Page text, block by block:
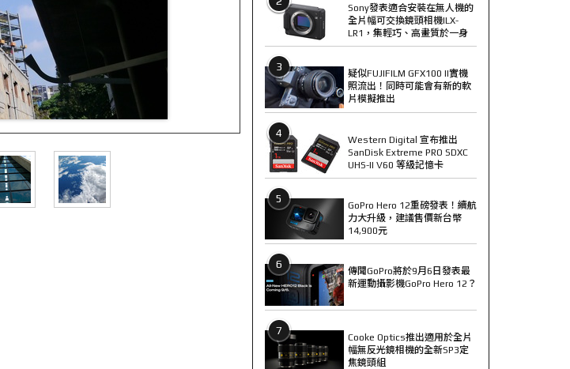
Sony發表適合安裝在無人機的
全片幅可交換鏡頭相機ILX-
LR1，集輕巧、高畫質於一身
3
疑似FUJIFILM GFX100 II實機
照流出！同時可能會有新的軟
片模擬推出
4
Western Digital 宣布推出
SanDisk Extreme PRO SDXC
UHS-II V60 等級記憶卡
5
GoPro Hero 12重磅發表！續航
力大升級，建議售價新台幣
14,900元
6
傳聞GoPro將於9月6日發表最
新運動攝影機GoPro Hero 12？
7
Cooke Optics推出適用於全片
幅無反光鏡相機的全新SP3定
焦鏡頭組